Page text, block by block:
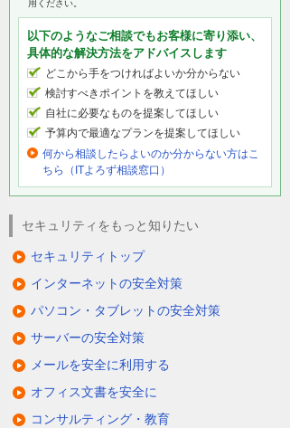
用ください。
以下のようなご相談でもお客様に寄り添い、
具体的な解決方法をアドバイスします
どこから手をつければよいか分からない
検討すべきポイントを教えてほしい
自社に必要なものを提案してほしい
予算内で最適なプランを提案してほしい
何から相談したらよいのか分からない方はこ
ちら（ITよろず相談窓口）
セキュリティをもっと知りたい
セキュリティトップ
インターネットの安全対策
パソコン・タブレットの安全対策
サーバーの安全対策
メールを安全に利用する
オフィス文書を安全に
コンサルティング・教育